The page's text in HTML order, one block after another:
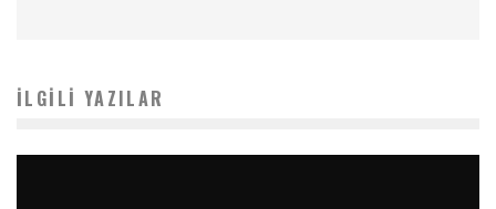
İLGILI YAZILAR